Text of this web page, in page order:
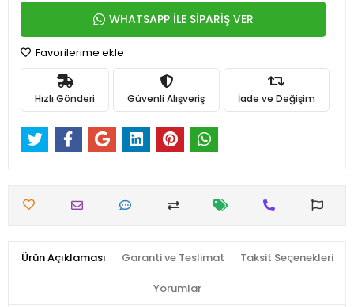
WHATSAPP İLE SİPARİŞ VER
Favorilerime ekle
Hızlı Gönderi Güvenli Alışveriş İade ve Değişim
Ürün Açıklaması Garanti ve Teslimat Taksit Seçenekleri
Yorumlar